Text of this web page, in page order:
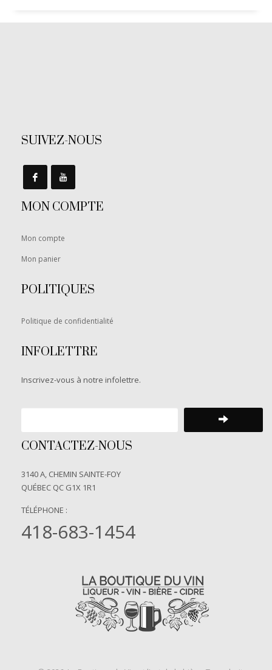
SUIVEZ-NOUS
MON COMPTE
Mon compte
Mon panier
POLITIQUES
Politique de confidentialité
INFOLETTRE
Inscrivez-vous à notre infolettre.
CONTACTEZ-NOUS
3140 A, CHEMIN SAINTE-FOY
QUÉBEC QC G1X 1R1
TÉLÉPHONE :
418-683-1454